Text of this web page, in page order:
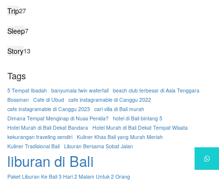
Trip27
Sleep7
Story13
Tags
5 Tempat Ibadah banyumala twin waterfall beach club terbesar di Asia Tenggara
Bossman Cafe di Ubud cafe instagramable di Canggu 2022
cafe instagramable di Canggu 2023 cari villa di Bali murah
Dimana Tempat Menginap di Nusa Penida? hotel di Bali bintang 5
Hotel Murah di Bali Dekat Bandara Hotel Murah di Bali Dekat Tempat Wisata
kekurangan traveling sendiri Kuliner Khas Bali yang Murah Meriah
Kuliner Tradisional Bali Liburan Bersama Sobat Jalan
liburan di Bali
Paket Liburan Ke Bali 3 Hari 2 Malam Untuk 2 Orang